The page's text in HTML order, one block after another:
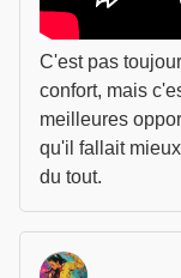
C'est pas
confort, mais
meilleures
qu'il fallait
du tout.